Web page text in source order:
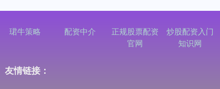
珺牛策略 配资中介
正规股票配资
官网
炒股配资入门
知识网
友情链接：